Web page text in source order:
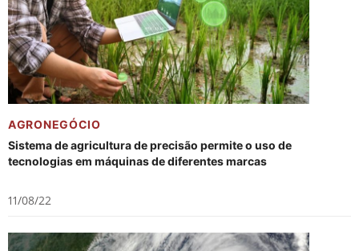
AGRONEGÓCIO
Sistema de agricultura de precisão permite o uso de
tecnologias em máquinas de diferentes marcas
11/08/22